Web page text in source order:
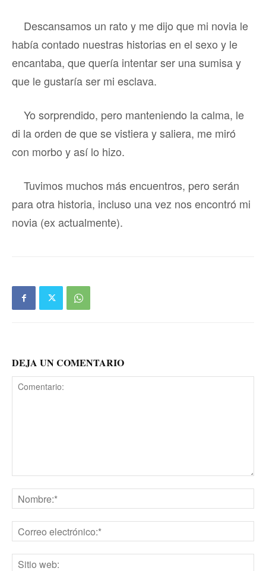
Descansamos un rato y me dijo que mi novia le
había contado nuestras historias en el sexo y le
encantaba, que quería intentar ser una sumisa y
que le gustaría ser mi esclava.
Yo sorprendido, pero manteniendo la calma, le
di la orden de que se vistiera y saliera, me miró
con morbo y así lo hizo.
Tuvimos muchos más encuentros, pero serán
para otra historia, incluso una vez nos encontró mi
novia (ex actualmente).
DEJA UN COMENTARIO